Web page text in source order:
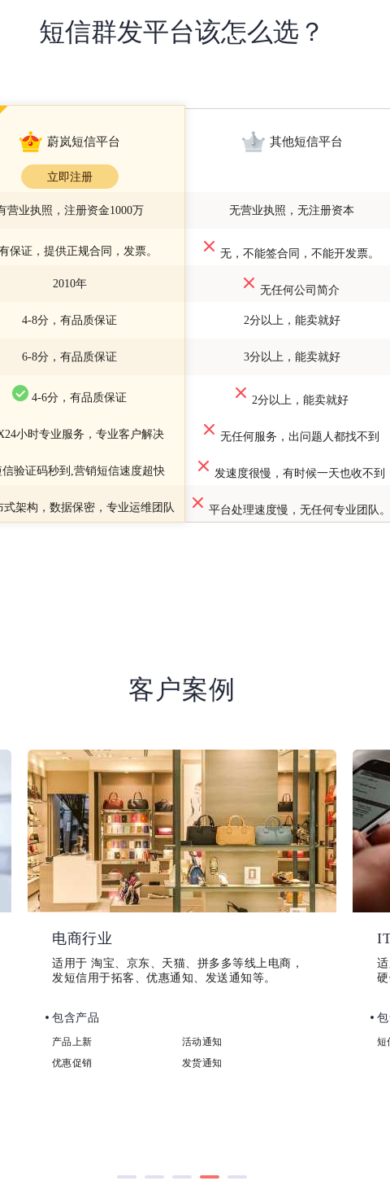
专业技术客服团队为您服务，帮您
解决短信群发遇到的问题。
报备内容模版宽松+签名数量无上限，速度
快，任意时段都可以报备，无需人工审核喔
短信群发平台该怎么选？
蔚岚短信平台
立即注册
营业执照，注册资金1000万
保证，提供正规合同，发票。
2010年
4-8分，有品质保证
6-8分，有品质保证
4-6分，有品质保证
小时专业服务，专业客户解决
信验证码秒到,营销短信速度超快
式架构，数据保密，专业运维团队
其他短信平台
无营业执照，无注册资本
无，不能签合同，不能开发票。
无任何公司简介
2分以上，能卖就好
3分以上，能卖就好
2分以上，能卖就好
无任何服务，出问题人都找不到
发速度很慢，有时候一天也收不到
平台处理速度慢，无任何专业团队。
客户案例
房地产行业
适用于在楼盘开业、二手房买卖、写字楼出租、办
公室出租、购房优惠等公司方面发送短信宣传
使用场景
新盘开业短信
房屋出租信息
购房活动
交房通知
学